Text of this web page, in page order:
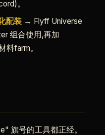
。
配装 → Flyff Universe
组合使用,再加
料farm。
旗号的工具都正经。